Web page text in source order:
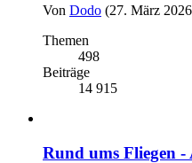
Von Dodo (27. März
Themen
498
Beiträge
14 915
Rund ums Fliegen